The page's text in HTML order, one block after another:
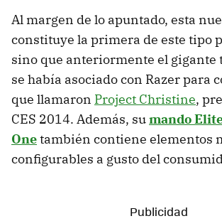
Al margen de lo apuntado, esta
constituye la primera de este tipo
sino que anteriormente el gigante
se había asociado con Razer para
que llamaron Project Christine,
CES 2014. Además, sumando
Onetambién contiene elementos
configurables a gusto del